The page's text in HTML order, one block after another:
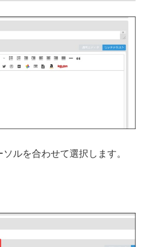
ルを合わせて選択します。